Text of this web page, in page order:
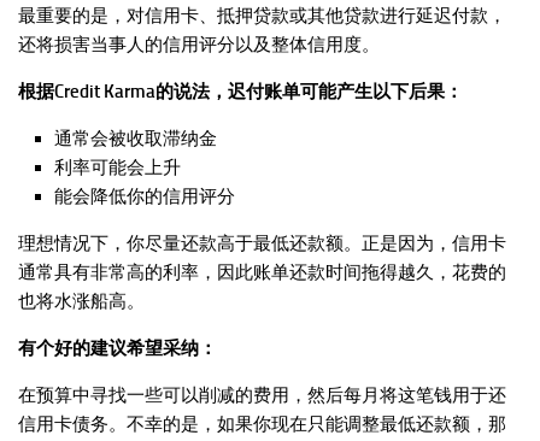
最重要的是，对信用卡、抵押贷款或其他贷款进行延迟付款，
还将损害当事人的信用评分以及整体信用度。
根据Credit Karma的说法，迟付账单可能产生以下后果：
通常会被收取滞纳金
利率可能会上升
能会降低你的信用评分
理想情况下，你尽量还款高于最低还款额。正是因为，信用卡
通常具有非常高的利率，因此账单还款时间拖得越久，花费的
也将水涨船高。
有个好的建议希望采纳：
在预算中寻找一些可以削减的费用，然后每月将这笔钱用于还
信用卡债务。不幸的是，如果你现在只能调整最低还款额，那